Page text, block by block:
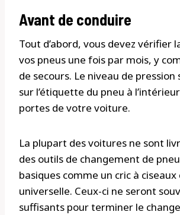
Avant de conduire
Tout d’abord, vous devez vérifier
vos pneus une fois par mois, y
de secours. Le niveau de pression
sur l’étiquette du pneu à
portes de votre voiture.
La plupart des voitures ne sont
des outils de changement de
basiques comme un cric à ciseaux
universelle. Ceux-ci ne seront
suffisants pour terminer le